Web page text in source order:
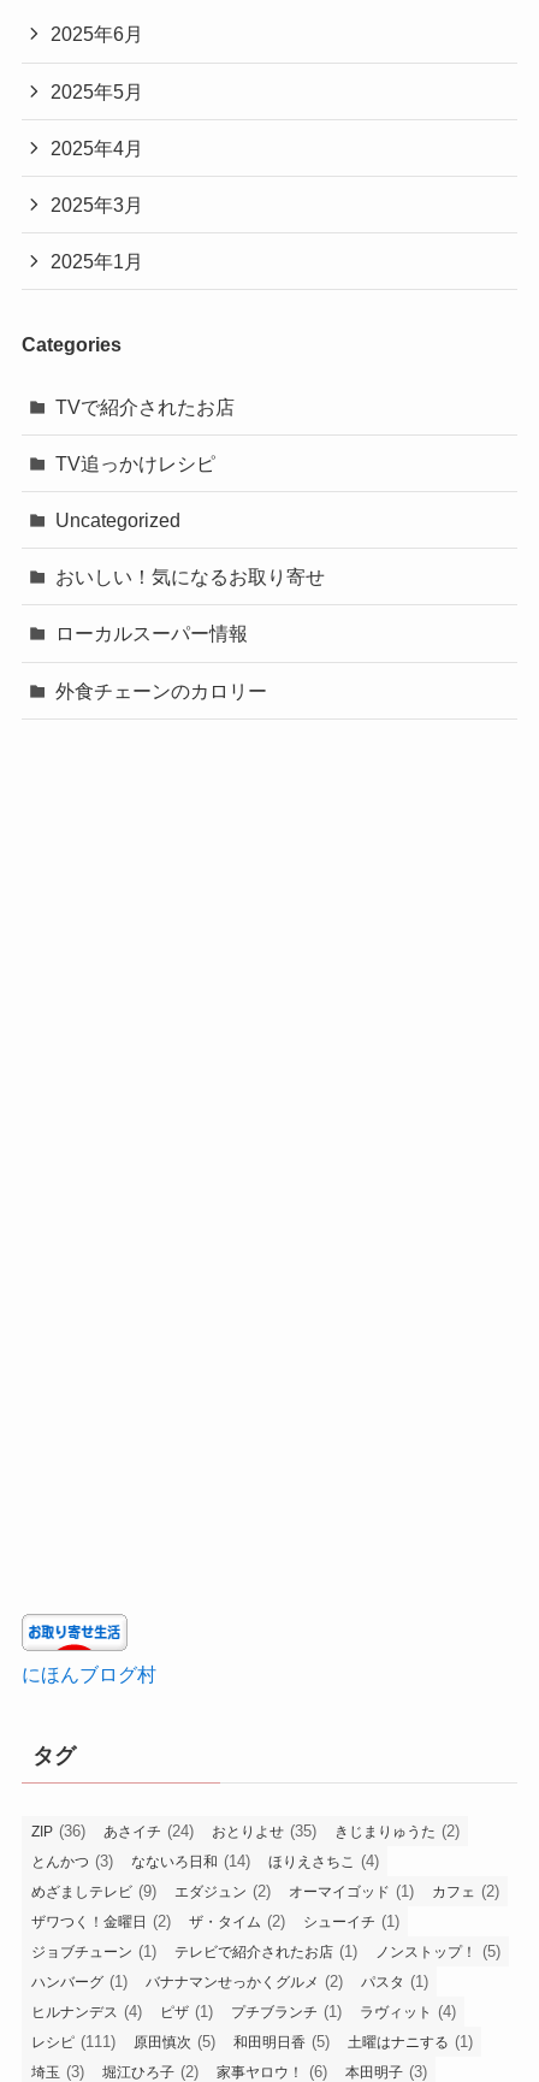
2025年6月
2025年5月
2025年4月
2025年3月
2025年1月
Categories
TVで紹介されたお店
TV追っかけレシピ
Uncategorized
おいしい！気になるお取り寄せ
ローカルスーパー情報
外食チェーンのカロリー
にほんブログ村
タグ
ZIP (36) あさイチ (24) おとりよせ (35) きじまりゅうた (2)
とんかつ (3) なないろ日和 (14) ほりえさちこ (4)
めざましテレビ (9) エダジュン (2) オーマイゴッド (1) カフェ (2)
ザワつく！金曜日 (2) ザ・タイム (2) シューイチ (1)
ジョブチューン (1) テレビで紹介されたお店 (1) ノンストップ！ (5)
ハンバーグ (1) バナナマンせっかくグルメ (2) パスタ (1)
ヒルナンデス (4) ピザ (1) プチブランチ (1) ラヴィット (4)
レシピ (111) 原田慎次 (5) 和田明日香 (5) 土曜はナニする (1)
埼玉 (3) 堀江ひろ子 (2) 家事ヤロウ！ (6) 本田明子 (3)